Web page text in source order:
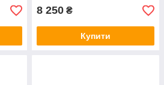
8 250 ₴
Купити